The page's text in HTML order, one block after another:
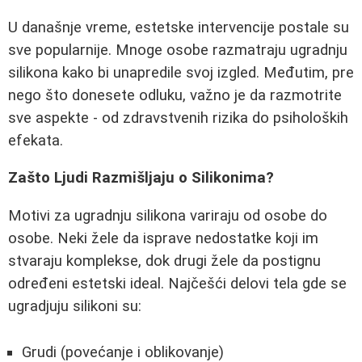
U današnje vreme, estetske intervencije postale su
sve popularnije. Mnoge osobe razmatraju ugradnju
silikona kako bi unapredile svoj izgled. Međutim, pre
nego što donesete odluku, važno je da razmotrite
sve aspekte - od zdravstvenih rizika do psiholoških
efekata.
Zašto Ljudi Razmišljaju o Silikonima?
Motivi za ugradnju silikona variraju od osobe do
osobe. Neki žele da isprave nedostatke koji im
stvaraju komplekse, dok drugi žele da postignu
određeni estetski ideal. Najčešći delovi tela gde se
ugradjuju silikoni su:
Grudi (povećanje i oblikovanje)